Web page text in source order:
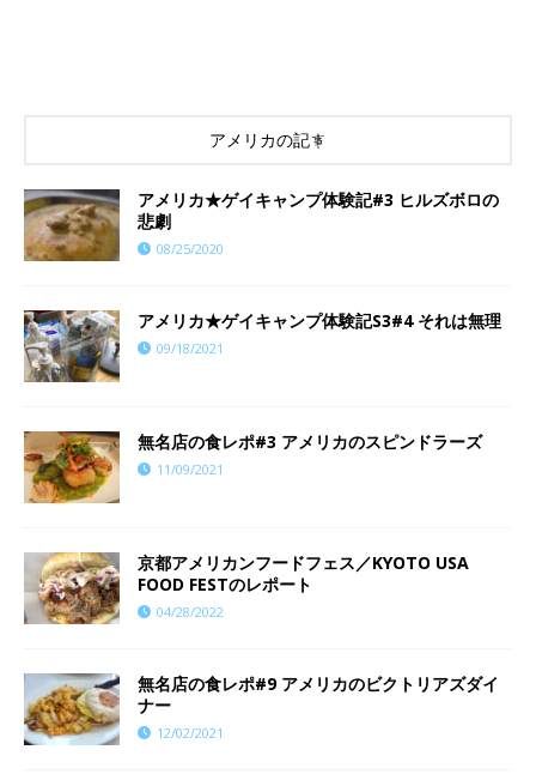
アメリカの記事
アメリカ★ゲイキャンプ体験記#3 ヒルズボロの
悲劇
08/25/2020
アメリカ★ゲイキャンプ体験記S3#4 それは無理
09/18/2021
​​無名店の食レポ#3 アメリカのスピンドラーズ
11/09/2021
京都アメリカンフードフェス／KYOTO USA
FOOD FESTのレポート
04/28/2022
無名店の食レポ#9 アメリカのビクトリアズダイ
ナー
12/02/2021